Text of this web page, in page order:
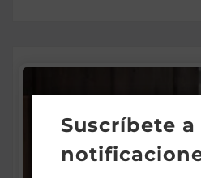
Suscríbete a